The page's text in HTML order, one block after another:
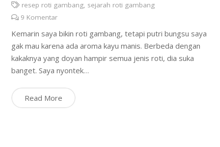
resep roti gambang, sejarah roti gambang
9 Komentar
Kemarin saya bikin roti gambang, tetapi putri bungsu saya
gak mau karena ada aroma kayu manis. Berbeda dengan
kakaknya yang doyan hampir semua jenis roti, dia suka
banget. Saya nyontek…
Read More